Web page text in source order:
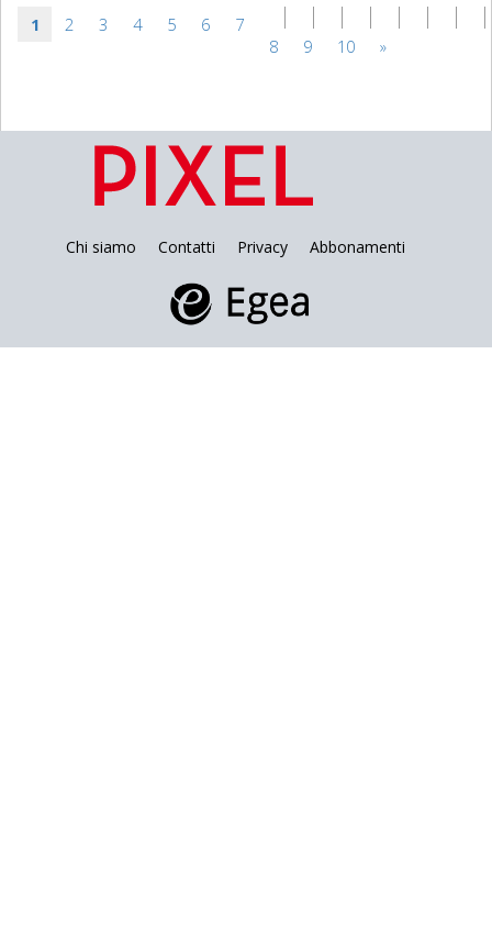
1 2 3 4 5 6
7
8
9 10 »
Chi siamo Contatti Privacy Abbonamenti